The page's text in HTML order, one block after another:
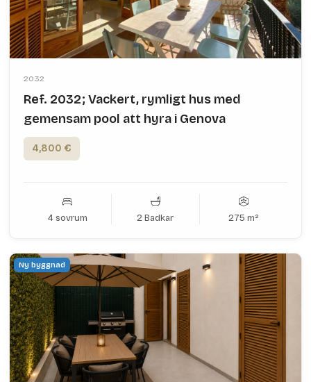
2032
Ref. 2032; Vackert, rymligt hus med
gemensam pool att hyra i Genova
4,800 €
4 sovrum 2 Badkar 275 m²
Ny byggnad